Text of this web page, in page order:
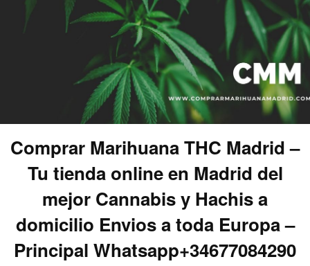
Comprar Marihuana THC Madrid –
Tu tienda online en Madrid del
mejor Cannabis y Hachis a
domicilio Envios a toda Europa –
Principal Whatsapp+34677084290